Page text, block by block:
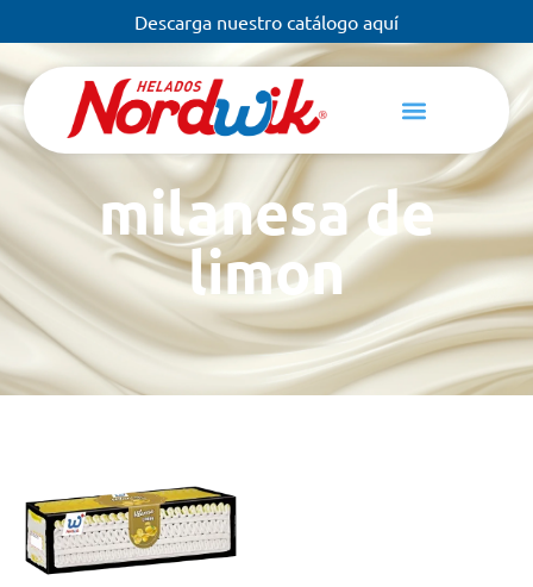
Descarga nuestro catálogo aquí
milanesa de
limon